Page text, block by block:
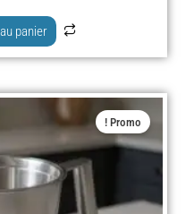
panier
Promo !